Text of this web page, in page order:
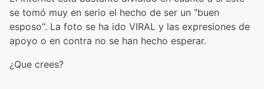
se tomó muy en serio el hecho de ser un "buen
esposo". La foto se ha ido VIRAL y las expresiones de
apoyo o en contra no se han hecho esperar.
¿Que crees?